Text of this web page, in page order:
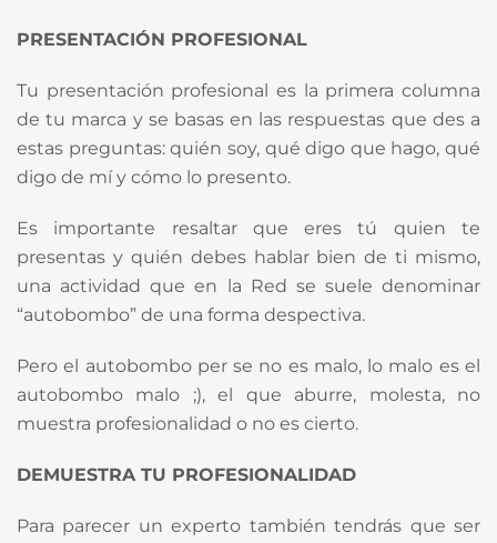
PRESENTACIÓN PROFESIONAL
Tu presentación profesional es la primera columna
de tu marca y se basas en las respuestas que des a
estas preguntas: quién soy, qué digo que hago, qué
digo de mí y cómo lo presento.
Es importante resaltar que eres tú quien te
presentas y quién debes hablar bien de ti mismo,
una actividad que en la Red se suele denominar
“autobombo” de una forma despectiva.
Pero el autobombo per se no es malo, lo malo es el
autobombo malo ;), el que aburre, molesta, no
muestra profesionalidad o no es cierto.
DEMUESTRA TU PROFESIONALIDAD
Para parecer un experto también tendrás que ser